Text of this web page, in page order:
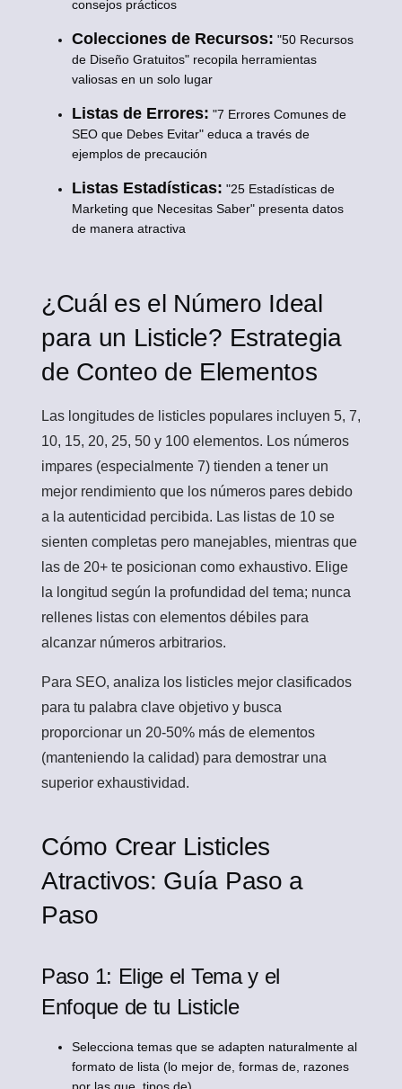
consejos prácticos
Colecciones de Recursos: "50 Recursos
de Diseño Gratuitos" recopila herramientas
valiosas en un solo lugar
Listas de Errores: "7 Errores Comunes de
SEO que Debes Evitar" educa a través de
ejemplos de precaución
Listas Estadísticas: "25 Estadísticas de
Marketing que Necesitas Saber" presenta datos
de manera atractiva
¿Cuál es el Número Ideal
para un Listicle? Estrategia
de Conteo de Elementos
Las longitudes de listicles populares incluyen 5, 7,
10, 15, 20, 25, 50 y 100 elementos. Los números
impares (especialmente 7) tienden a tener un
mejor rendimiento que los números pares debido
a la autenticidad percibida. Las listas de 10 se
sienten completas pero manejables, mientras que
las de 20+ te posicionan como exhaustivo. Elige
la longitud según la profundidad del tema; nunca
rellenes listas con elementos débiles para
alcanzar números arbitrarios.
Para SEO, analiza los listicles mejor clasificados
para tu palabra clave objetivo y busca
proporcionar un 20-50% más de elementos
(manteniendo la calidad) para demostrar una
superior exhaustividad.
Cómo Crear Listicles
Atractivos: Guía Paso a
Paso
Paso 1: Elige el Tema y el
Enfoque de tu Listicle
Selecciona temas que se adapten naturalmente al
formato de lista (lo mejor de, formas de, razones